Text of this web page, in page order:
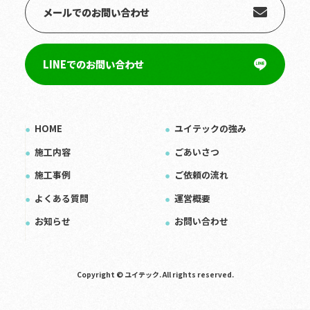
メールでのお問い合わせ
LINEでのお問い合わせ
HOME
ユイテックの強み
施工内容
ごあいさつ
施工事例
ご依頼の流れ
よくある質問
運営概要
お知らせ
お問い合わせ
Copyright © ユイテック. All rights reserved.